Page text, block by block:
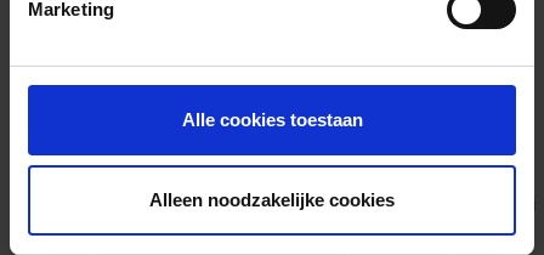
Marketing
Alle cookies toestaan
Alleen noodzakelijke cookies
Foto’s ({{photos.length}})
Eigen foto’s